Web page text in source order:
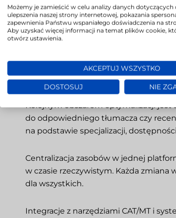
wirtualnego dostawcę do korekty,
wytycznych klienta.
Automatyzacja i
Kolejnym obszarem optymalizacji jest
do odpowiedniego tłumacza czy
na podstawie specjalizacji,
Centralizacja zasobów w jednej
w czasie rzeczywistym. Każda zmiana
dla wszystkich.
Integracje z narzędziami CAT/MT i
Możemy je zamieścić w celu analizy danych dotyczących
ulepszenia naszej strony internetowej, pokazania
zapewnienia Państwu wspaniałego doświadczenia na
Aby uzyskać więcej informacji na temat plików cookie,
otwórz ustawienia.
AKCEPTUJ WSZYSTKO
DOSTOSUJ NIE